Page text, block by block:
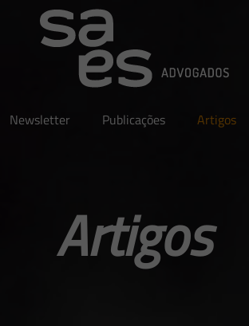
Newsletter Publicações Artigos
Artigos